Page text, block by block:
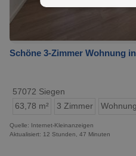
Schöne 3-Zimmer Wohnung
57072 Siegen
63,78 m²
3 Zimmer Wohnung
Quelle: Internet-Kleinanzeigen
Aktualisiert: 12 Stunden, 47 Minuten